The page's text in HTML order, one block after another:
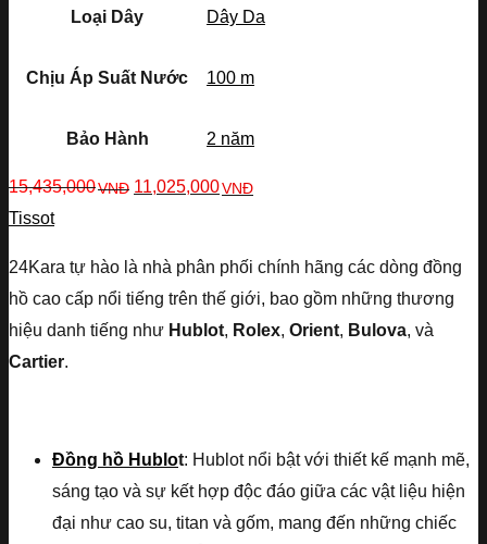
Loại Dây Dây Da
Chịu Áp Suất Nước 100 m
Bảo Hành 2 năm
15,435,000VNĐ 11,025,000VNĐ
Tissot
24Kara tự hào là nhà phân phối chính hãng các dòng đồng
hồ cao cấp nổi tiếng trên thế giới, bao gồm những thương
hiệu danh tiếng như Hublot, Rolex, Orient, Bulova, và
Cartier.
Đồng hồ Hublot: Hublot nổi bật với thiết kế mạnh mẽ,
sáng tạo và sự kết hợp độc đáo giữa các vật liệu hiện
đại như cao su, titan và gốm, mang đến những chiếc